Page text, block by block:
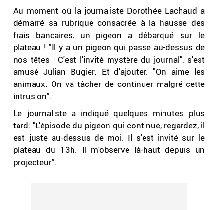
Au moment où la journaliste Dorothée Lachaud a
démarré sa rubrique consacrée à la hausse des
frais bancaires, un pigeon a débarqué sur le
plateau ! "Il y a un pigeon qui passe au-dessus de
nos têtes ! C'est l'invité mystère du journal", s'est
amusé Julian Bugier. Et d'ajouter: "On aime les
animaux. On va tâcher de continuer malgré cette
intrusion".
Le journaliste a indiqué quelques minutes plus
tard: "L'épisode du pigeon qui continue, regardez, il
est juste au-dessus de moi. Il s'est invité sur le
plateau du 13h. Il m'observe là-haut depuis un
projecteur".